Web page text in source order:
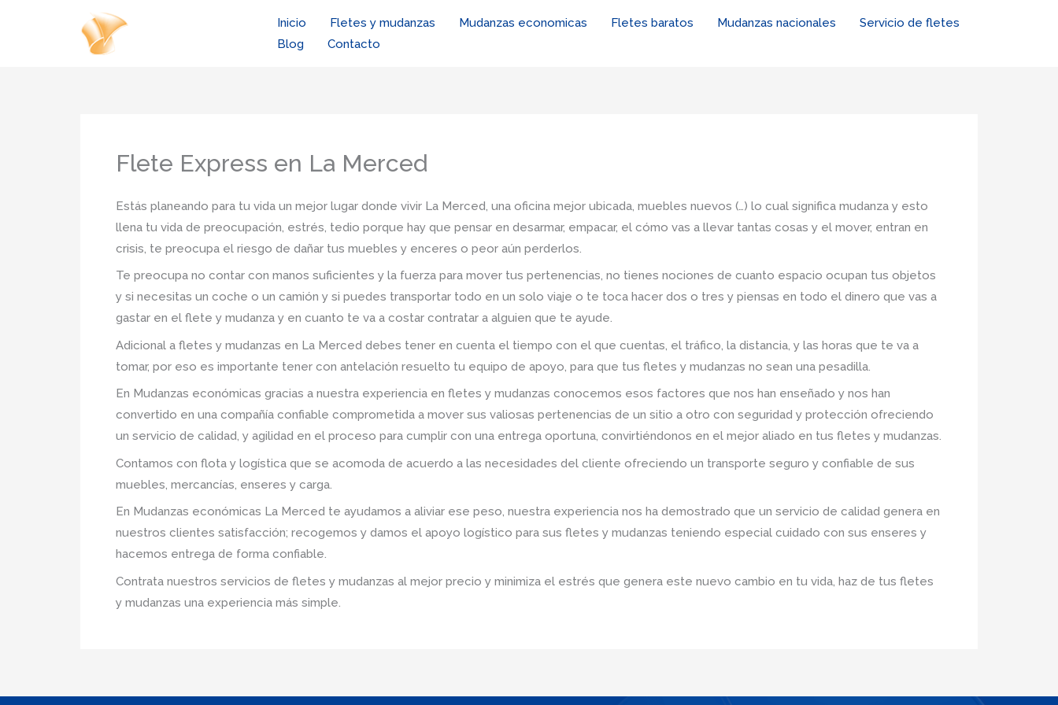
Inicio Fletes y mudanzas Mudanzas economicas Fletes baratos Mudanzas nacionales
Servicio de fletes
Blog
Contacto
Flete Express en La Merced
Estás planeando para tu vida un mejor lugar donde vivir La Merced, una oficina mejor ubicada, muebles nuevos (…) lo cual significa mudanza y esto
llena tu vida de preocupación, estrés, tedio porque hay que pensar en desarmar, empacar, el cómo vas a llevar tantas cosas y el mover, entran en
crisis, te preocupa el riesgo de dañar tus muebles y enceres o peor aún perderlos.
Te preocupa no contar con manos suficientes y la fuerza para mover tus pertenencias, no tienes nociones de cuanto espacio ocupan tus objetos
y si necesitas un coche o un camión y si puedes transportar todo en un solo viaje o te toca hacer dos o tres y piensas en todo el dinero que vas a
gastar en el flete y mudanza y en cuanto te va a costar contratar a alguien que te ayude.
Adicional a fletes y mudanzas en La Merced debes tener en cuenta el tiempo con el que cuentas, el tráfico, la distancia, y las horas que te va a
tomar, por eso es importante tener con antelación resuelto tu equipo de apoyo, para que tus fletes y mudanzas no sean una pesadilla.
En Mudanzas económicas gracias a nuestra experiencia en fletes y mudanzas conocemos esos factores que nos han enseñado y nos han
convertido en una compañía confiable comprometida a mover sus valiosas pertenencias de un sitio a otro con seguridad y protección ofreciendo
un servicio de calidad, y agilidad en el proceso para cumplir con una entrega oportuna, convirtiéndonos en el mejor aliado en tus fletes y mudanzas.
Contamos con flota y logística que se acomoda de acuerdo a las necesidades del cliente ofreciendo un transporte seguro y confiable de sus
muebles, mercancías, enseres y carga.
En Mudanzas económicas La Merced te ayudamos a aliviar ese peso, nuestra experiencia nos ha demostrado que un servicio de calidad genera en
nuestros clientes satisfacción; recogemos y damos el apoyo logístico para sus fletes y mudanzas teniendo especial cuidado con sus enseres y
hacemos entrega de forma confiable.
Contrata nuestros servicios de fletes y mudanzas al mejor precio y minimiza el estrés que genera este nuevo cambio en tu vida, haz de tus fletes
y mudanzas una experiencia más simple.